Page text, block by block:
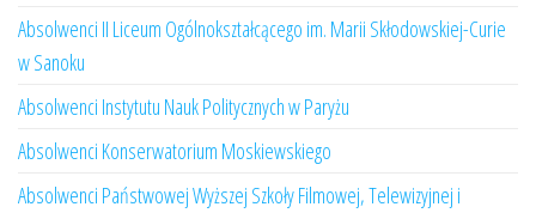
Absolwenci II Liceum Ogólnokształcącego im. Marii Skłodowskiej-Curie
w Sanoku
Absolwenci Instytutu Nauk Politycznych w Paryżu
Absolwenci Konserwatorium Moskiewskiego
Absolwenci Państwowej Wyższej Szkoły Filmowej, Telewizyjnej i